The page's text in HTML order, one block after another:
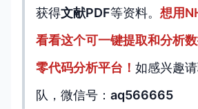
获得文献PDF等资料。 想用
看看这个可一键提取和分析
零代码分析平台！ 如感兴趣
队，微信号： aq566665